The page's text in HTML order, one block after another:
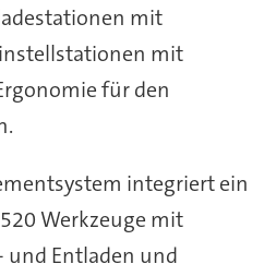
mit
mit
für den
integriert ein
Werkzeuge mit
und Entladen und